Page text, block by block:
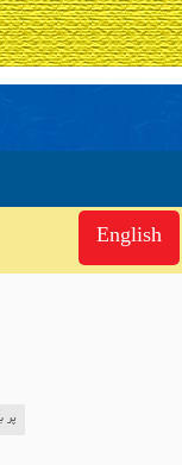
English
پر